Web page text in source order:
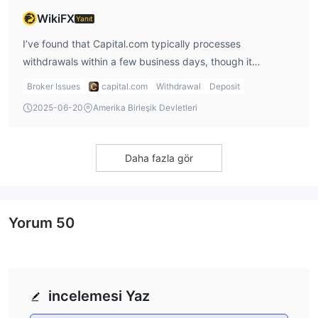
Ticaret Platformları
bulunmaktadır.
WikiFXYanıt
I’ve found that Capital.com typically processes
withdrawals within a few business days, though it
depends on the payment method. If I use an e-wallet like
within 24 hours. Bank transfers can take a bit longer, up to
Broker Issues capital.com Withdrawal
Deposit
2025-06-20
Amerika Birleşik Devletleri
Daha fazla gör
incelemesi Yaz
Yorum 50